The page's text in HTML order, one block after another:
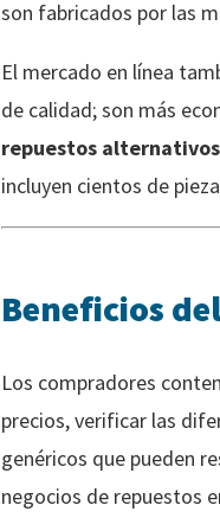
son fabricados por las
El mercado en línea
de calidad; son más
repuestos alternativos
incluyen cientos de
Beneficios
Los compradores
precios, verificar las
genéricos que pueden
negocios de repuestos